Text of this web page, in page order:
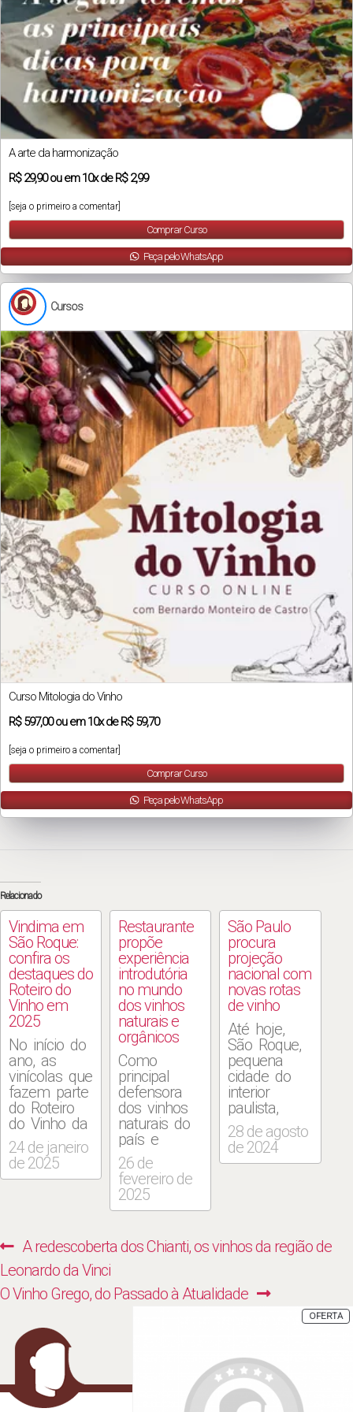
A arte da harmonização
R$29,90ou em10xde R$ 2,99
[seja o primeiro a comentar]
Comprar Curso
Peça pelo WhatsApp
Cursos
Curso Mitologia do Vinho
R$597,00ou em10xde R$ 59,70
[seja o primeiro a comentar]
Comprar Curso
Peça pelo WhatsApp
Relacionado
Vindima em
São Roque:
confira os
destaques do
Roteiro do
Vinho em
2025
No início do
ano, as
vinícolas que
fazem parte
do Roteiro
do Vinho da
cidade de
São Roque,
cidade a
oferecem
iniciativas
para
celebrar a
eventos
especiais
que
mesclam
degustações,
almoços e
24 de janeiro
de 2025
Restaurante
propõe
experiência
introdutória
no mundo
dos vinhos
naturais e
orgânicos
Como
principal
defensora
dos vinhos
naturais do
país e
organizadora
da maior
feira
dedicada
com mínima
diz que só
restaurante
se ela puder
26 de
fevereiro de
2025
São Paulo
procura
projeção
nacional com
novas rotas
de vinho
Até hoje,
São Roque,
pequena
cidade do
interior
paulista,
reinava
praticamente
sozinha
em
de
uvas em
São Paulo.
Alguns
estabelecimentos
28 de agosto
de 2024
Navegação
de
Post
Previous
post:
A redescoberta dos Chianti, os vinhos da região de
Leonardo da Vinci
Next
O Vinho Grego, do Passado à Atualidade
OFERTA